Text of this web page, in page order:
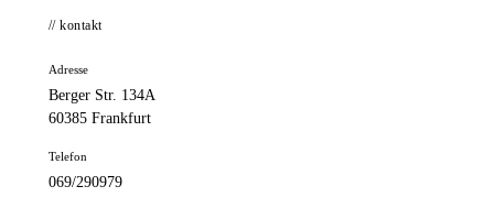
// kontakt
Adresse
Berger Str. 134A
60385 Frankfurt
Telefon
069/290979